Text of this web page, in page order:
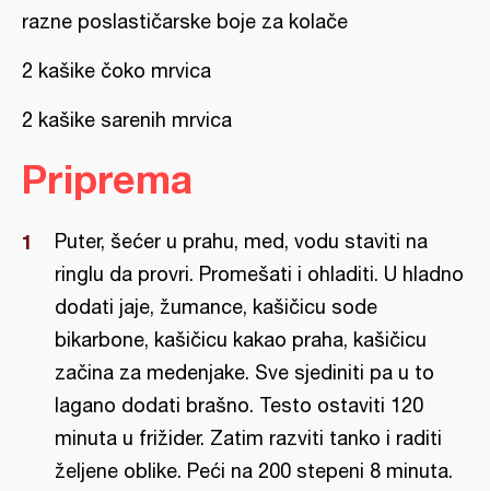
razne poslastičarske boje za kolače
2 kašike čoko mrvica
2 kašike sarenih mrvica
Priprema
Puter, šećer u prahu, med, vodu staviti na
ringlu da provri. Promešati i ohladiti. U hladno
dodati jaje, žumance, kašičicu sode
bikarbone, kašičicu kakao praha, kašičicu
začina za medenjake. Sve sjediniti pa u to
lagano dodati brašno. Testo ostaviti 120
minuta u frižider. Zatim razviti tanko i raditi
željene oblike. Peći na 200 stepeni 8 minuta.